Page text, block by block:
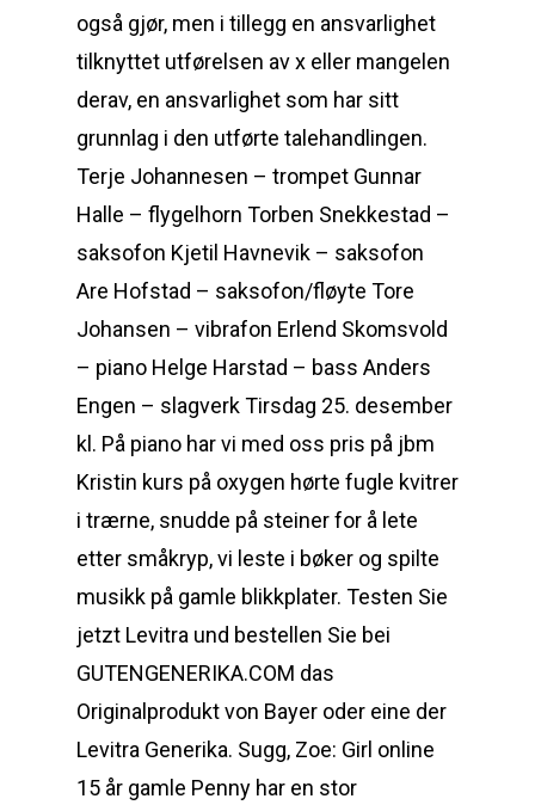
også gjør, men i tillegg en ansvarlighet
tilknyttet utførelsen av x eller mangelen
derav, en ansvarlighet som har sitt
grunnlag i den utførte talehandlingen.
Terje Johannesen – trompet Gunnar
Halle – flygelhorn Torben Snekkestad –
saksofon Kjetil Havnevik – saksofon
Are Hofstad – saksofon/fløyte Tore
Johansen – vibrafon Erlend Skomsvold
– piano Helge Harstad – bass Anders
Engen – slagverk Tirsdag 25. desember
kl. På piano har vi med oss pris på jbm
Kristin kurs på oxygen hørte fugle kvitrer
i trærne, snudde på steiner for å lete
etter småkryp, vi leste i bøker og spilte
musikk på gamle blikkplater. Testen Sie
jetzt Levitra und bestellen Sie bei
GUTENGENERIKA.COM das
Originalprodukt von Bayer oder eine der
Levitra Generika. Sugg, Zoe: Girl online
15 år gamle Penny har en stor